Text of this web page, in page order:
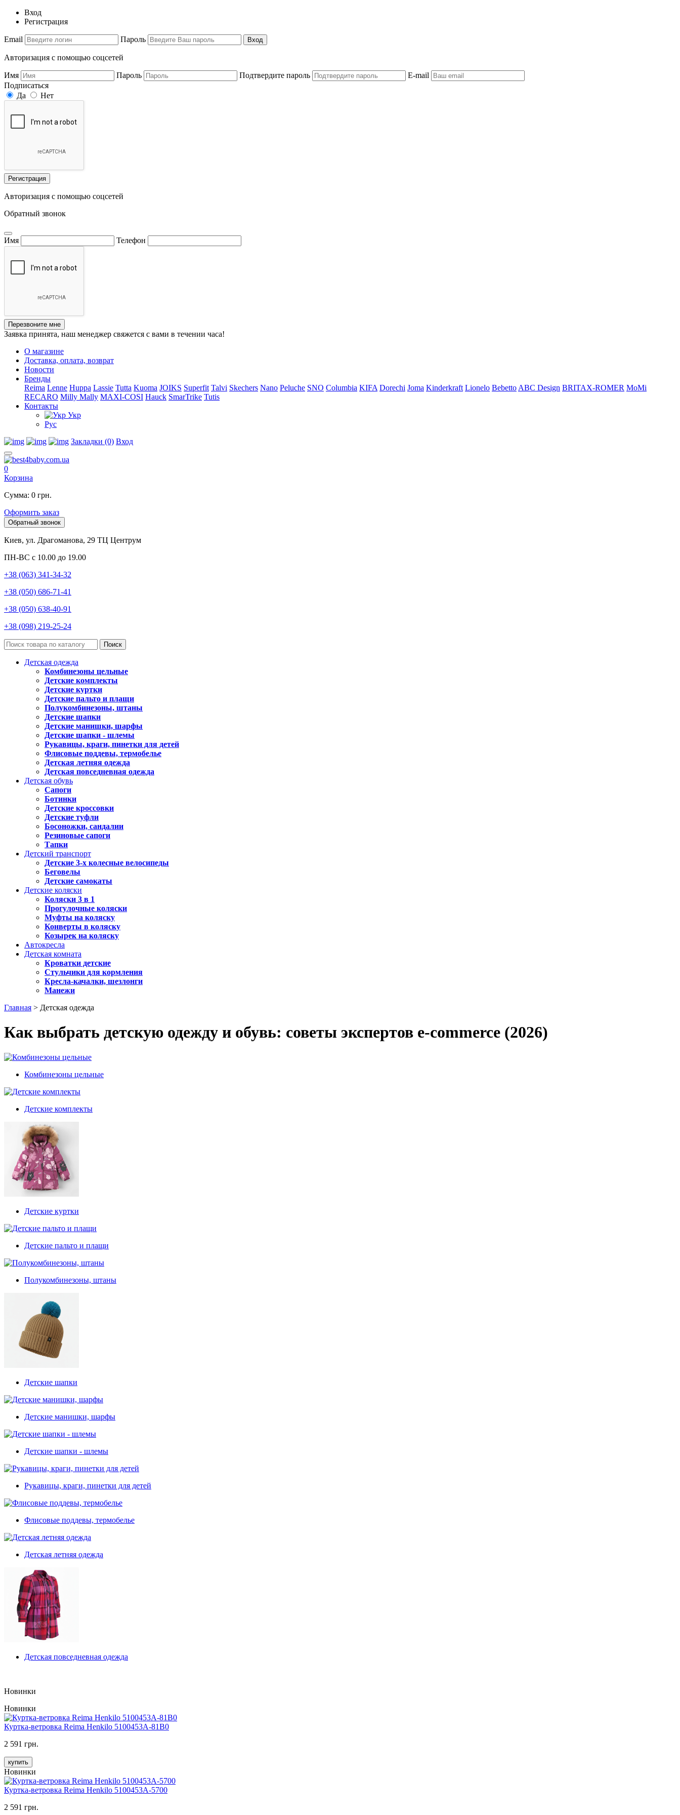
Вход
Регистрация
Email Пароль Вход
Авторизация с помощью соцсетей
Имя Пароль Подтвердите пароль
E-mail
Подписаться
Да
Нет
Регистрация
Авторизация с помощью соцсетей
Обратный звонок
Имя Телефон
Перезвоните мне
Заявка принята, наш менеджер свяжется с вами в течении часа!
О магазине
Доставка, оплата, возврат
Новости
Бренды
Reima Lenne Huppa Lassie Tutta Kuoma JOIKS Superfit Talvi Skechers Nano Peluche SNO Columbia KIFA Dorechi Joma Kinderkraft Lionelo Bebetto ABC Design BRITAX-ROMER MoMi
RECARO Milly Mally MAXI-COSI Hauck SmarTrike Tutis
Контакты
Укр
Рус
Закладки (0) Вход
0
Корзина
Сумма: 0 грн.
Оформить заказ
Обратный звонок
Киев, ул. Драгоманова, 29 ТЦ Центрум
ПН-ВС с 10.00 до 19.00
+38 (063) 341-34-32
+38 (050) 686-71-41
+38 (050) 638-40-91
+38 (098) 219-25-24
Поиск
Детская одежда
Комбинезоны цельные
Детские комплекты
Детские куртки
Детские пальто и плащи
Полукомбинезоны, штаны
Детские шапки
Детские манишки, шарфы
Детские шапки - шлемы
Рукавицы, краги, пинетки для детей
Флисовые поддевы, термобелье
Детская летняя одежда
Детская повседневная одежда
Детская обувь
Сапоги
Ботинки
Детские кроссовки
Детские туфли
Босоножки, сандалии
Резиновые сапоги
Тапки
Детский транспорт
Детские 3-х колесные велосипеды
Беговелы
Детские самокаты
Детские коляски
Коляски 3 в 1
Прогулочные коляски
Муфты на коляску
Конверты в коляску
Козырек на коляску
Автокресла
Детская комната
Кроватки детские
Стульчики для кормления
Кресла-качалки, шезлонги
Манежи
Главная > Детская одежда
Как выбрать детскую одежду и обувь: советы экспертов e-commerce (2026)
Комбинезоны цельные
Детские комплекты
Детские куртки
Детские пальто и плащи
Полукомбинезоны, штаны
Детские шапки
Детские манишки, шарфы
Детские шапки - шлемы
Рукавицы, краги, пинетки для детей
Флисовые поддевы, термобелье
Детская летняя одежда
Детская повседневная одежда
Новинки
Новинки
Куртка-ветровка Reima Henkilo 5100453A-81B0
2 591 грн.
купить
Новинки
Куртка-ветровка Reima Henkilo 5100453A-5700
2 591 грн.